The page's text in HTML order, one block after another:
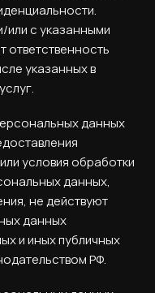
или с указанными
ответственность
указанных в
данных
условия обработки
данных,
не действуют
данных
и иных публичных
РФ.